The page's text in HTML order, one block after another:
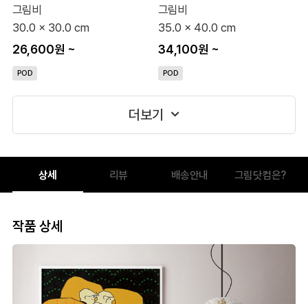
그림비
30.0 x 30.0 cm
26,600원 ~
POD
그림비
35.0 x 40.0 cm
34,100원 ~
POD
더보기
상세 리뷰 배송안내 그림닷컴은?
작품 상세